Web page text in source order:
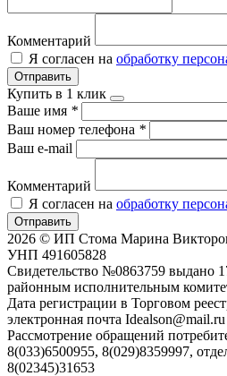
Комментарий
Я согласен на обработку
Отправить
Купить в 1 клик
Ваше имя *
Ваш номер телефона *
Ваш e-mail
Комментарий
Я согласен на обработку
Отправить
2026 © ИП Стома Марина
УНП 491605828
Свидетельство №0863759 выдано
районным исполнительным
Дата регистрации в Торговом
электронная почта Idealson@mail.ru
Рассмотрение обращений
8(033)6500955, 8(029)8359997,
8(02345)31653